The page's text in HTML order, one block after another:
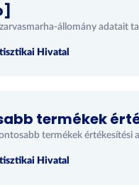
állomány adatait
Hivatal
termékek
termékek értékesítési
Hivatal